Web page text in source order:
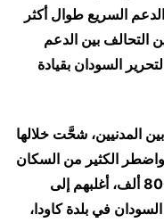
السريع طوال أكثر
التحالف بين الدعم
السودان بقيادة
المدنيين، شحَّت خلالها
واضطر الكثير من السكان
لأكل أوراق الشجر، بينما نزح أكثر من 800 ألف، أغلبهم إلى
في بلدة كاودا،